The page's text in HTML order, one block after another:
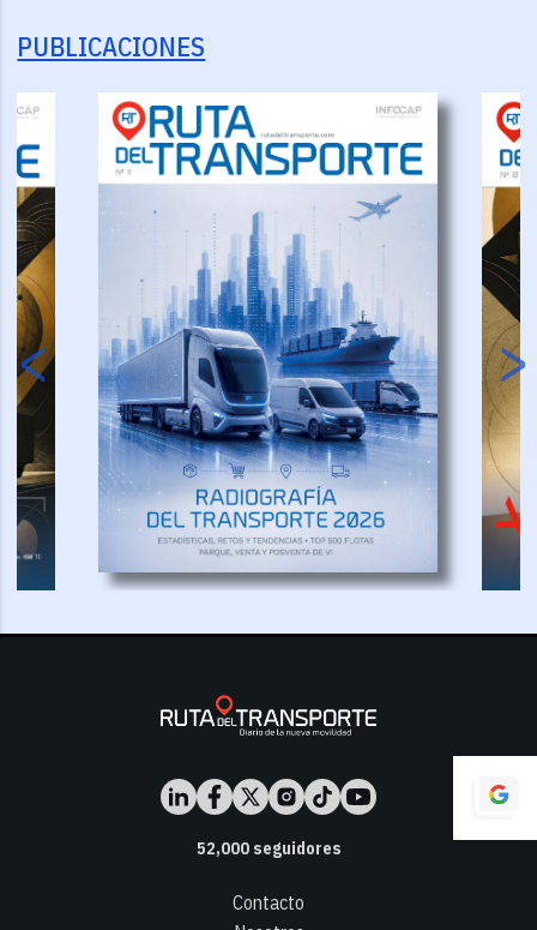
PUBLICACIONES
52,000seguidores
Contacto